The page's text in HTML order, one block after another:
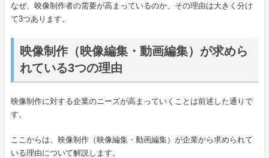
なぜ、映像制作者の需要が高まっているのか、その理由は大きく分け
て3つあります。
映像制作（映像編集・動画編集）が求めら
れている3つの理由
映像制作に対する企業のニーズが高まっていくことは前述した通りで
す。
ここからは、映像制作（映像編集・動画編集）が企業から求められて
いる理由について解説します。